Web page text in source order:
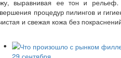
выравнивая ее тон и
процедур пилингов и
и свежая кожа без